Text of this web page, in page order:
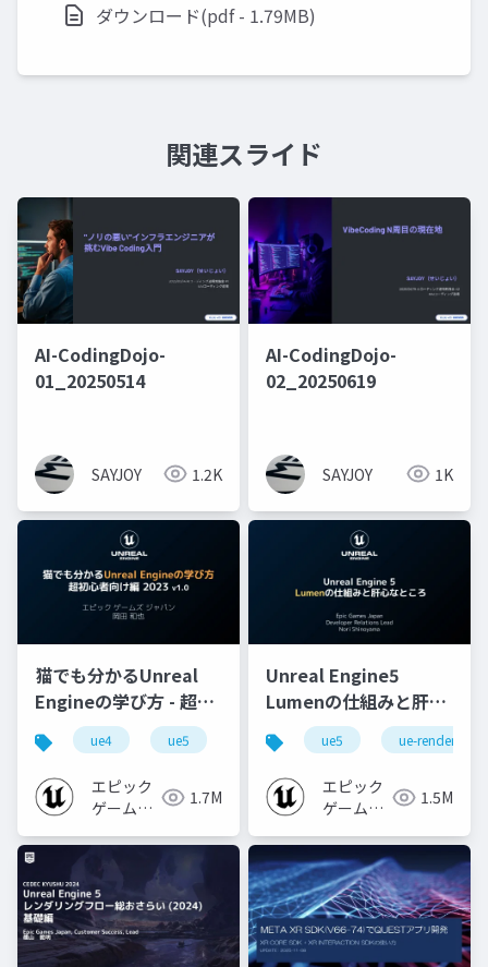
ダウンロード(pdf - 1.79MB)
関連スライド
AI-CodingDojo-
01_20250514
SAYJOY 1.2K
AI-CodingDojo-
02_20250619
SAYJOY 1K
猫でも分かるUnreal
Engineの学び方 - 超初
心者向け編 - 2023 v1.0
ue4 ue5 ue-beginner
エピック
ゲームズ
1.7M
Unreal Engine5
Lumenの仕組みと肝心
なところ
ue5 ue-rendering
エピック
ゲームズ
1.5M